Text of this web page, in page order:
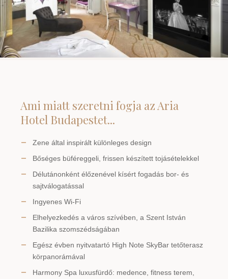
Ami miatt szeretni fogja az Aria
Hotel Budapestet...
Zene által inspirált különleges design
Bőséges büféreggeli, frissen készített tojásételekkel
Délutánonként élőzenével kísért fogadás bor- és
sajtválogatással
Ingyenes Wi-Fi
Elhelyezkedés a város szívében, a Szent István
Bazilika szomszédságában
Egész évben nyitvatartó High Note SkyBar tetőterasz
körpanorámával
Harmony Spa luxusfürdő: medence, fitness terem,